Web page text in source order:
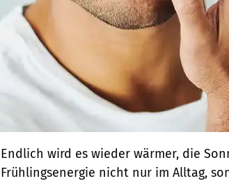
Endlich wird es wieder wärmer, die
Frühlingsenergie nicht nur im Alltag,